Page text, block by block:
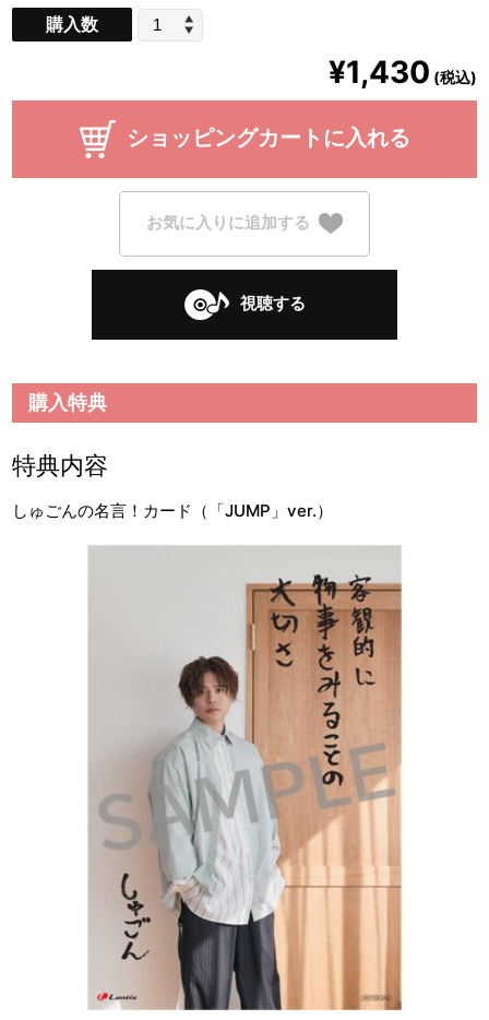
購入数
¥1,430 (税込)
ショッピングカートに入れる
お気に入りに追加する
視聴する
購入特典
特典内容
しゅごんの名言！カード（「JUMP」ver.）